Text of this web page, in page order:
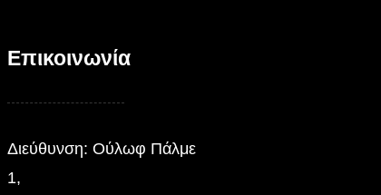
Επικοινωνία
Διεύθυνση: Ούλωφ Πάλμε
1,